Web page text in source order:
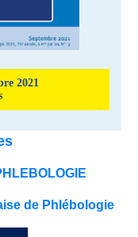
2021
de Phlébologie